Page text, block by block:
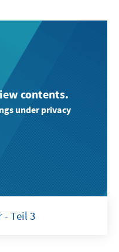
contents.
under privacy
Teil 3